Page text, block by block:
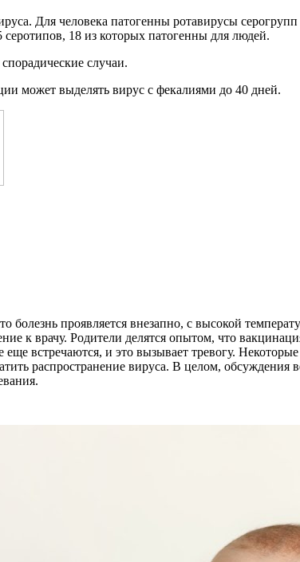
Для человека патогенны ротавирусы
18 из которых патогенны для людей.
случаи.
может выделять вирус с фекалиями до 40 дней.
проявляется внезапно, с высокой
к врачу. Родители делятся опытом, что
встречаются, и это вызывает тревогу.
распространение вируса. В целом, обсуждения